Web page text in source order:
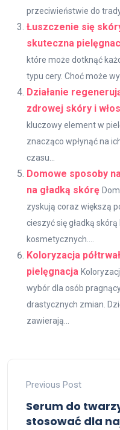
przeciwieństwie do
Łuszczenie się
skuteczna
które może dotknąć
typu cery. Choć może
Działanie
zdrowej skóry i
kluczowy element w
znacząco wpłynąć na
czasu...
Domowe sposoby
na gładką skórę
zyskują coraz większą
cieszyć się gładką
kosmetycznych....
Koloryzacja
pielęgnacja
wybór dla osób
drastycznych zmian.
zawierają...
Previous Post
Serum do
stosować dla